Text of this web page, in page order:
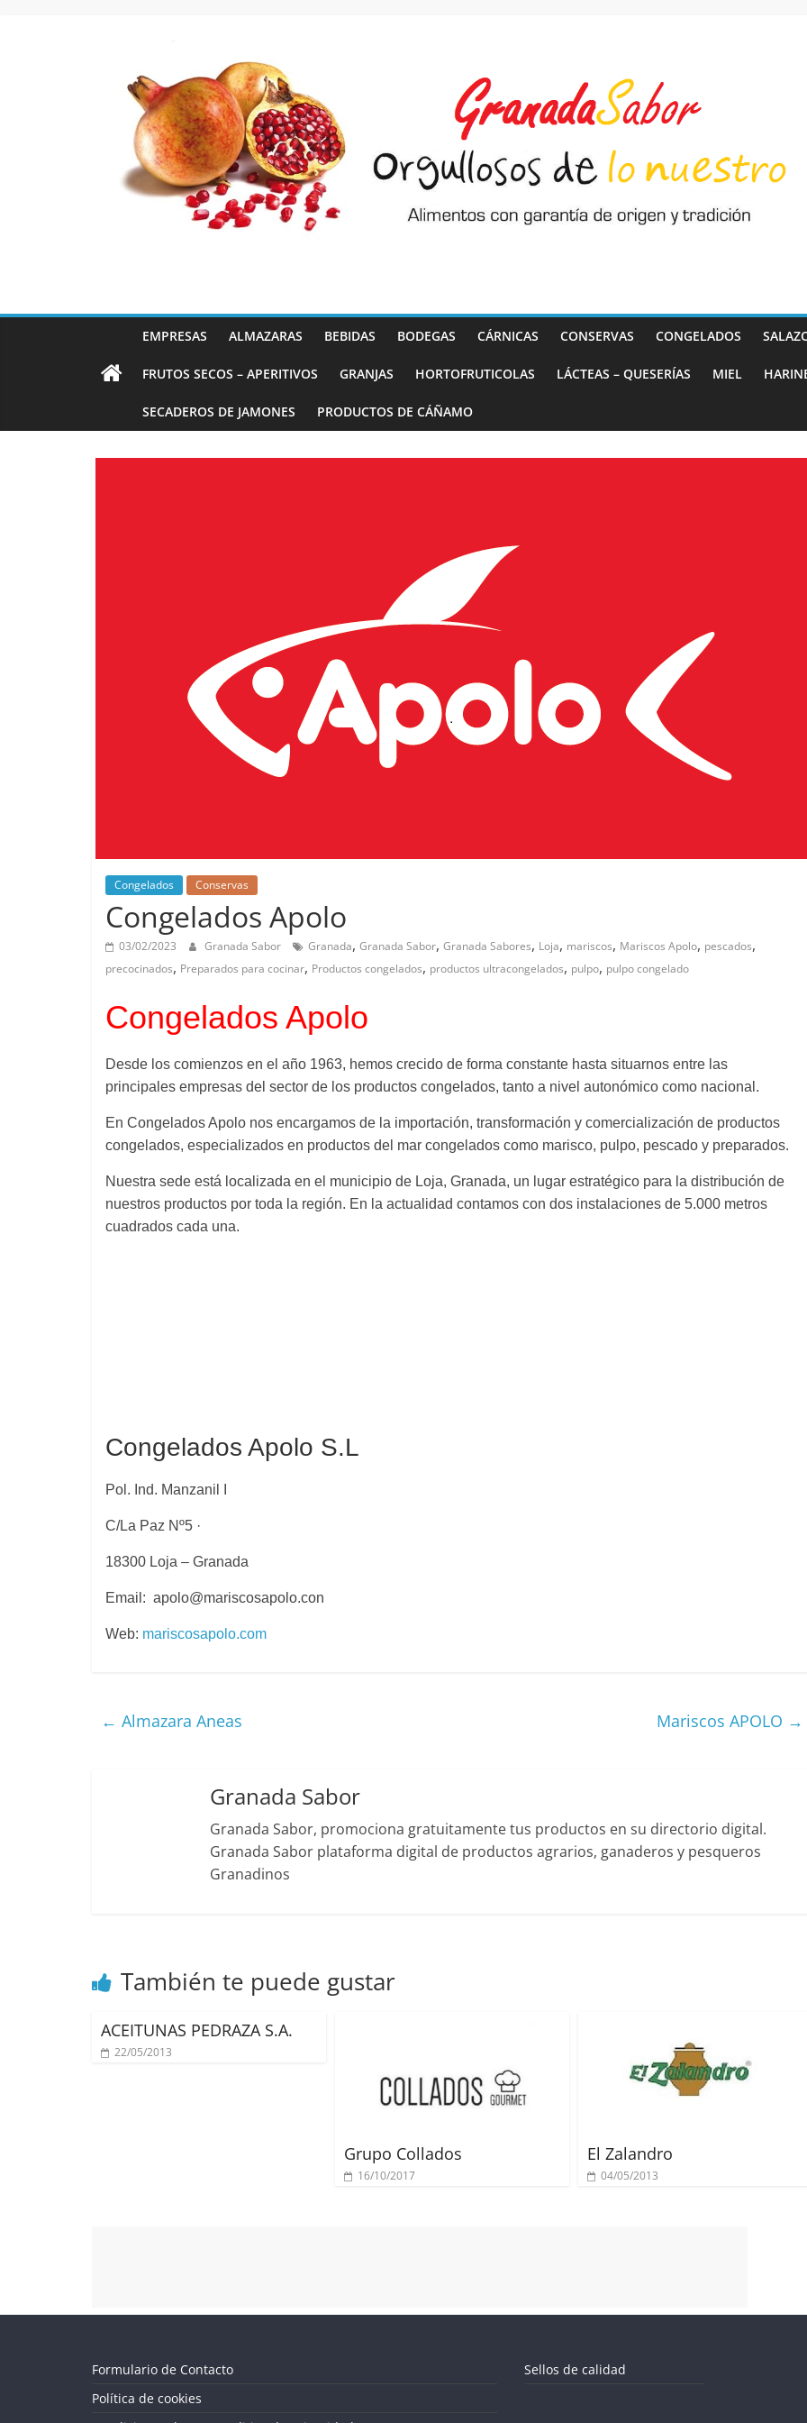
EMPRESAS ALMAZARAS BEBIDAS BODEGAS CÁRNICAS CONSERVAS CONGELADOS
FRUTOS SECOS – APERITIVOS GRANJAS HORTOFRUTICOLAS LÁCTEAS – QUESERÍAS MIEL
SECADEROS DE JAMONES PRODUCTOS DE CÁÑAMO
Congelados Conservas
Congelados Apolo
03/02/2023 Granada Sabor Granada, Granada Sabor, Granada Sabores, Loja, mariscos, Mariscos Apolo, pescados,
precocinados, Preparados para cocinar, Productos congelados, productos ultracongelados, pulpo, pulpo congelado
Congelados Apolo
Desde los comienzos en el año 1963, hemos crecido de forma constante hasta situarnos entre las
principales empresas del sector de los productos congelados, tanto a nivel autonómico como nacional.
En Congelados Apolo nos encargamos de la importación, transformación y comercialización de productos
congelados, especializados en productos del mar congelados como marisco, pulpo, pescado y preparados.
Nuestra sede está localizada en el municipio de Loja, Granada, un lugar estratégico para la distribución de
nuestros productos por toda la región. En la actualidad contamos con dos instalaciones de 5.000 metros
cuadrados cada una.
Congelados Apolo S.L
Pol. Ind. Manzanil I
C/La Paz Nº5 ·
18300 Loja – Granada
Email: apolo@mariscosapolo.con
Web: mariscosapolo.com
← Almazara Aneas Mariscos APOLO →
Granada Sabor
Granada Sabor, promociona gratuitamente tus productos en su directorio digital.
Granada Sabor plataforma digital de productos agrarios, ganaderos y pesqueros
Granadinos
También te puede gustar
ACEITUNAS PEDRAZA S.A.
22/05/2013
Grupo Collados
16/10/2017
El Zalandro
04/05/2013
Panadería Artesana Diego
Fernández e hijos
Granada Sabor
Formulario de Contacto
Política de cookies
Sellos de calidad